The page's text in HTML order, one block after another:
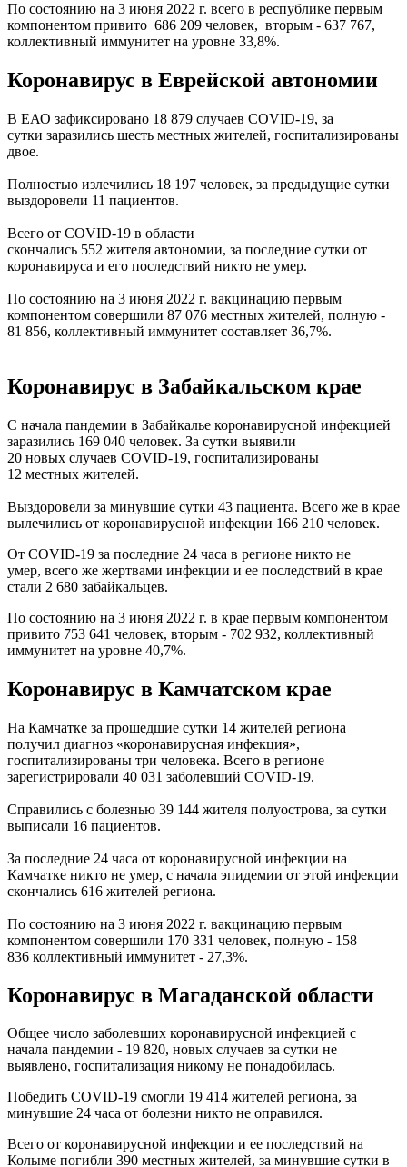
По состоянию на 3 июня 2022 г. всего в республике первым
компонентом привито 686 209 человек, вторым - 637 767,
коллективный иммунитет на уровне 33,8%.
Коронавирус в Еврейской автономии
В ЕАО зафиксировано 18 879 случаев COVID-19, за
сутки заразились шесть местных жителей, госпитализированы
двое.
Полностью излечились 18 197 человек, за предыдущие сутки
выздоровели 11 пациентов.
Всего от COVID-19 в области
скончались 552 жителя автономии, за последние сутки от
коронавируса и его последствий никто не умер.
По состоянию на 3 июня 2022 г. вакцинацию первым
компонентом совершили 87 076 местных жителей, полную -
81 856, коллективный иммунитет составляет 36,7%.
Коронавирус в Забайкальском крае
C начала пандемии в Забайкалье коронавирусной инфекцией
заразились 169 040 человек. За сутки выявили
20 новых случаев COVID-19, госпитализированы
12 местных жителей.
Выздоровели за минувшие сутки 43 пациента. Всего же в крае
вылечились от коронавирусной инфекции 166 210 человек.
От COVID-19 за последние 24 часа в регионе никто не
умер, всего же жертвами инфекции и ее последствий в крае
стали 2 680 забайкальцев.
По состоянию на 3 июня 2022 г. в крае первым компонентом
привито 753 641 человек, вторым - 702 932, коллективный
иммунитет на уровне 40,7%.
Коронавирус в Камчатском крае
На Камчатке за прошедшие сутки 14 жителей региона
получил диагноз «коронавирусная инфекция»,
госпитализированы три человека. Всего в регионе
зарегистрировали 40 031 заболевший COVID-19.
Справились с болезнью 39 144 жителя полуострова, за сутки
выписали 16 пациентов.
За последние 24 часа от коронавирусной инфекции на
Камчатке никто не умер, с начала эпидемии от этой инфекции
скончались 616 жителей региона.
По состоянию на 3 июня 2022 г. вакцинацию первым
компонентом совершили 170 331 человек, полную - 158
836 коллективный иммунитет - 27,3%.
Коронавирус в Магаданской области
Общее число заболевших коронавирусной инфекцией с
начала пандемии - 19 820, новых случаев за сутки не
выявлено, госпитализация никому не понадобилась.
Победить COVID-19 смогли 19 414 жителей региона, за
минувшие 24 часа от болезни никто не оправился.
Всего от коронавирусной инфекции и ее последствий на
Колыме погибли 390 местных жителей, за минувшие сутки в